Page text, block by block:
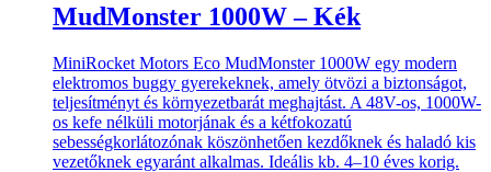
MudMonster 1000W – Kék
MiniRocket Motors Eco MudMonster 1000W egy modern
elektromos buggy gyerekeknek, amely ötvözi a biztonságot,
teljesítményt és környezetbarát meghajtást. A 48V-os, 1000W-
os kefe nélküli motorjának és a kétfokozatú
sebességkorlátozónak köszönhetően kezdőknek és haladó kis
vezetőknek egyaránt alkalmas. Ideális kb. 4–10 éves korig.